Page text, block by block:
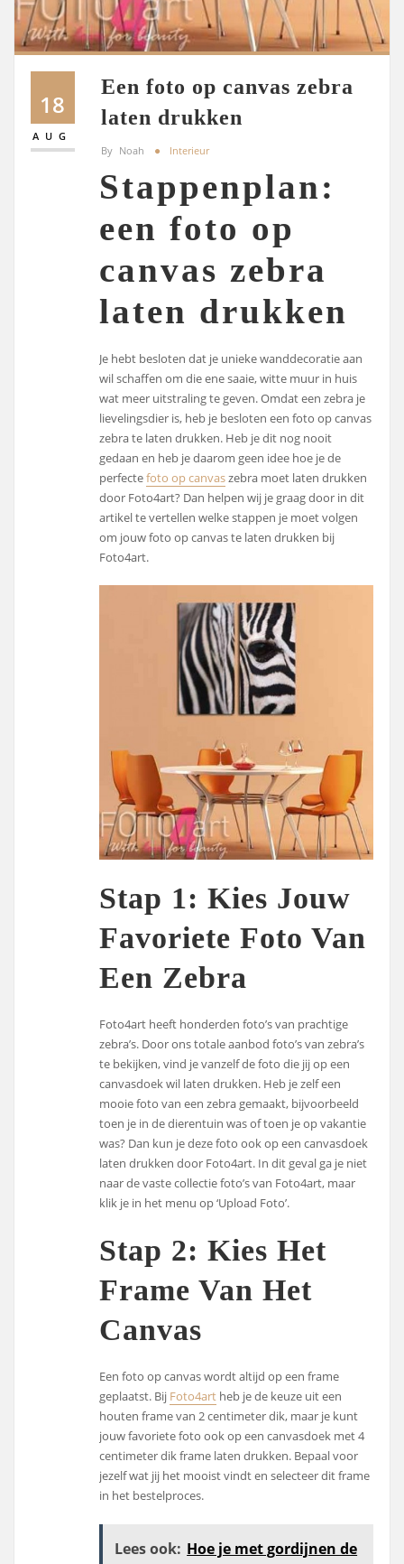
18
AUG
Een foto op canvas zebra
laten drukken
By Noah Interieur
Stappenplan:
een foto op
canvas zebra
laten drukken
Je hebt besloten dat je unieke wanddecoratie aan
wil schaffen om die ene saaie, witte muur in huis
wat meer uitstraling te geven. Omdat een zebra je
lievelingsdier is, heb je besloten een foto op canvas
zebra te laten drukken. Heb je dit nog nooit
gedaan en heb je daarom geen idee hoe je de
perfectefoto op canvaszebra moet laten drukken
door Foto4art? Dan helpen wij je graag door in dit
artikel te vertellen welke stappen je moet volgen
om jouw foto op canvas te laten drukken bij
Foto4art.
Stap 1: Kies Jouw
Favoriete Foto Van
Een Zebra
Foto4art heeft honderden foto’s van prachtige
zebra’s. Door ons totale aanbod foto’s van zebra’s
te bekijken, vind je vanzelf de foto die jij op een
canvasdoek wil laten drukken. Heb je zelf een
mooie foto van een zebra gemaakt, bijvoorbeeld
toen je in de dierentuin was of toen je op vakantie
was? Dan kun je deze foto ook op een canvasdoek
laten drukken door Foto4art. In dit geval ga je niet
naar de vaste collectie foto’s van Foto4art, maar
klik je in het menu op ‘Upload Foto’.
Stap 2: Kies Het
Frame Van Het
Canvas
Een foto op canvas wordt altijd op een frame
geplaatst. Bij Foto4art heb je de keuze uit een
houten frame van 2 centimeter dik, maar je kunt
jouw favoriete foto ook op een canvasdoek met 4
centimeter dik frame laten drukken. Bepaal voor
jezelf wat jij het mooist vindt en selecteer dit frame
in het bestelproces.
Lees ook: Hoe je met gordijnen de